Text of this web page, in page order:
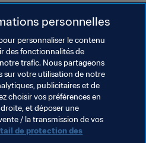
contre personnelles
personnaliser le contenu
des fonctionnalités de
trafic. Nous partageons
sur votre utilisation de notre
publicitaires et de
choisir vos préférences en
et déposer une
/ la transmission de vos
de protection des